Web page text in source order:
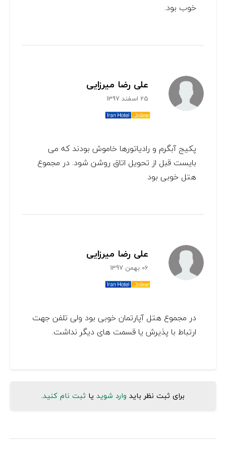
خوب بود.
علی رضا میرزایی
25 اسفند 1397
پکیج آبگرم و رادیاتورها خاموش بودند که می
بایست قبل از تحویل اتاق روشن شود. در مجموع
هتل خوبی بود
علی رضا میرزایی
06 بهمن 1397
در مجموع هتل آپارتمان خوبی بود ولی تلفن جهت
ارتباط با پذیرش یا قسمت های دیگر نداشت.
برای ثبت نظر باید وارد شوید یا ثبت نام کنید.